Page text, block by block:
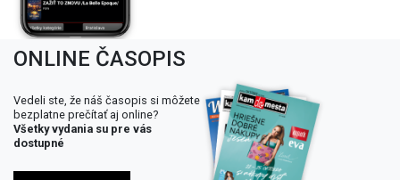
ONLINE ČASOPIS
Vedeli ste, že náš časopis si môžete
bezplatne prečítať aj online?
Všetky vydania su pre vás
dostupné